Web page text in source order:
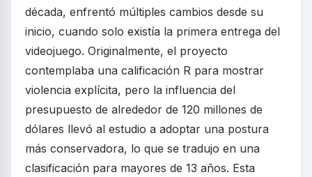
década, enfrentó múltiples cambios desde su
inicio, cuando solo existía la primera entrega del
videojuego. Originalmente, el proyecto
contemplaba una calificación R para mostrar
violencia explícita, pero la influencia del
presupuesto de alrededor de 120 millones de
dólares llevó al estudio a adoptar una postura
más conservadora, lo que se tradujo en una
clasificación para mayores de 13 años. Esta